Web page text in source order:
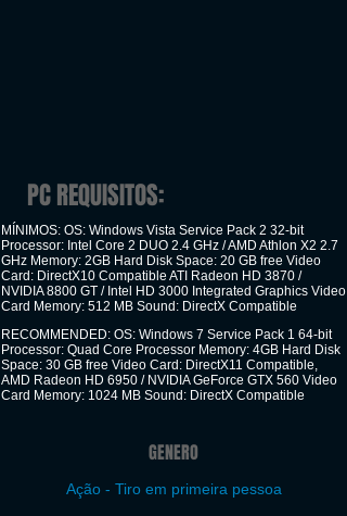
PC REQUISITOS:
MÍNIMOS: OS: Windows Vista Service Pack 2 32-bit
Processor: Intel Core 2 DUO 2.4 GHz / AMD Athlon X2 2.7
GHz Memory: 2GB Hard Disk Space: 20 GB free Video
Card: DirectX10 Compatible ATI Radeon HD 3870 /
NVIDIA 8800 GT / Intel HD 3000 Integrated Graphics Video
Card Memory: 512 MB Sound: DirectX Compatible
RECOMMENDED: OS: Windows 7 Service Pack 1 64-bit
Processor: Quad Core Processor Memory: 4GB Hard Disk
Space: 30 GB free Video Card: DirectX11 Compatible,
AMD Radeon HD 6950 / NVIDIA GeForce GTX 560 Video
Card Memory: 1024 MB Sound: DirectX Compatible
GENERO
Ação - Tiro em primeira pessoa